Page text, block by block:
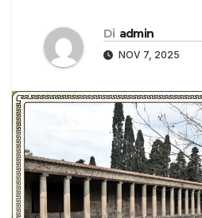
Di admin
NOV 7, 2025